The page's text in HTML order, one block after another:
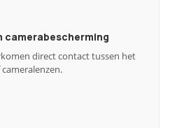
camerabescherming
direct contact tussen het